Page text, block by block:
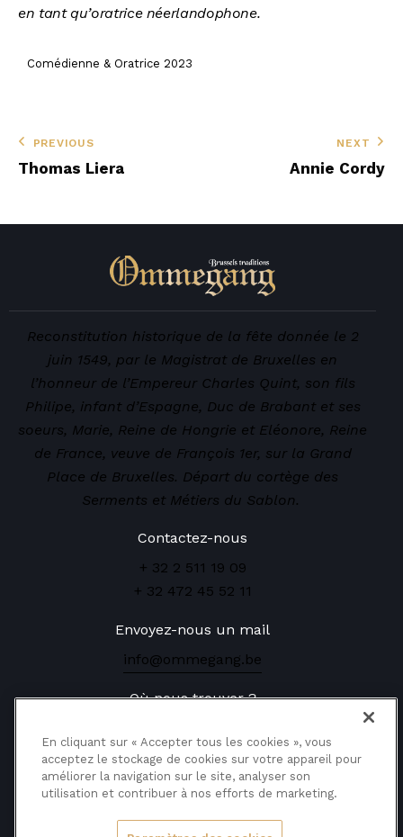
en tant qu’oratrice néerlandophone.
Comédienne & Oratrice 2023
PREVIOUS
Thomas Liera
NEXT
Annie Cordy
Reconstitution historique de la fête donnée le 2
juin 1549, par le Magistrat de Bruxelles en
l’honneur de l’Empereur Charles Quint, son fils
Philipe, infant d’Espagne, Duc de Brabant et ses
soeurs, Marie, Reine de Hongrie et Eléonore, Reine
de France, veuve de François 1er, sur la Grand
Place de Bruxelles. Départ du cortège des
Serments et Métiers du Sablon.
Contactez-nous
+ 32 2 511 19 09
+ 32 472 45 52 11
Envoyez-nous un mail
info@ommegang.be
Où nous trouver ?
1000 Bruxelles
Réservez vos places
En cliquant sur « Accepter tous les cookies », vous
acceptez le stockage de cookies sur votre appareil pour
améliorer la navigation sur le site, analyser son
utilisation et contribuer à nos efforts de marketing.